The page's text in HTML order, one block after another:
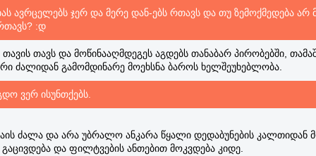
ავრცელებს ჯერ და მერე დან-ებს რთავს და თუ ზემოქმედება არ
:დ
თავს და მოწინააღმდეგეს აგდებს თანაბარ პირობებში,
ძალიდან გამომდინარე მოეხსნა ბაროს ხელშეუხებლობა.
ვერ ისუნთქებს.
ძალა და არა უბრალო ანკარა წყალი დედაბუნების კალთიდან
გაცივდება და ფილტვების ანთებით მოკვდება კიდე.